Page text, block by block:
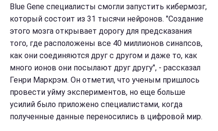
Blue Gene специалисты смогли запустить кибермозг,
который состоит из 31 тысячи нейронов. "Создание
этого мозга открывает дорогу для предсказания
того, где расположены все 40 миллионов синапсов,
как они соединяются друг с другом и даже то, как
много ионов они посылают друг другу", - рассказал
Генри Маркрэм. Он отметил, что ученым пришлось
провести уйму экспериментов, но еще больше
усилий было приложено специалистами, когда
полученные данные переносились в цифровой мир.